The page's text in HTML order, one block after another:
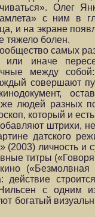
Олег
с ним в
и на экране
тяжело болен.
самых
иначе
между
совершают
людей разных
который и
штрихи,
датского
личность и
титры
действие
с одним
богатый